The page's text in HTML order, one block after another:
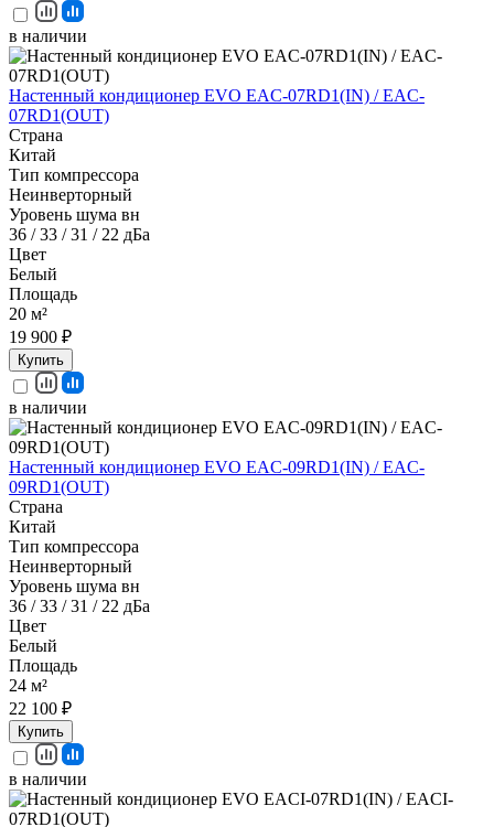
в наличии
Настенный кондиционер EVO EAC-07RD1(IN) / EAC-
07RD1(OUT)
Страна
Китай
Тип компрессора
Неинверторный
Уровень шума вн
36 / 33 / 31 / 22 дБа
Цвет
Белый
Площадь
20 м²
19 900 ₽
Купить
в наличии
Настенный кондиционер EVO EAC-09RD1(IN) / EAC-
09RD1(OUT)
Страна
Китай
Тип компрессора
Неинверторный
Уровень шума вн
36 / 33 / 31 / 22 дБа
Цвет
Белый
Площадь
24 м²
22 100 ₽
Купить
в наличии